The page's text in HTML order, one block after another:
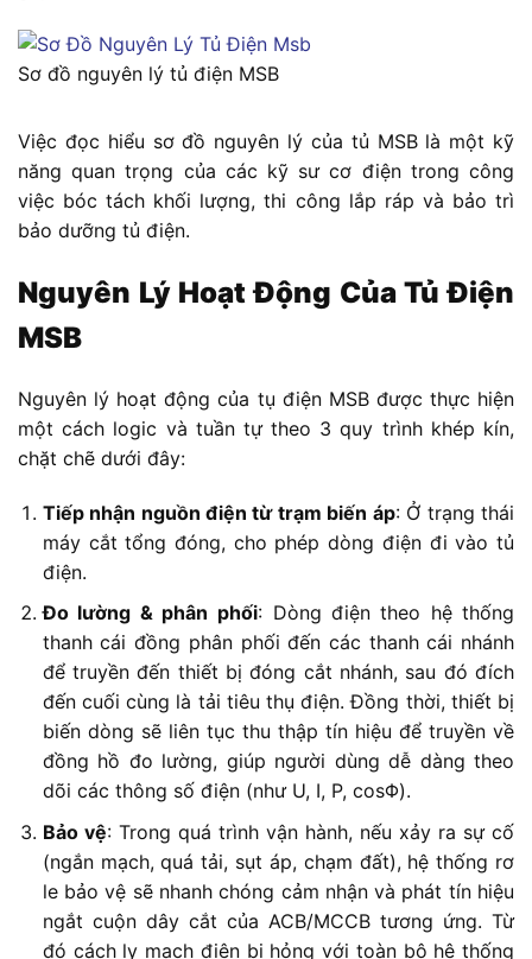
Sơ đồ nguyên lý tủ điện MSB
Việc đọc hiểu sơ đồ nguyên lý của tủ MSB là một kỹ
năng quan trọng của các kỹ sư cơ điện trong công
việc bóc tách khối lượng, thi công lắp ráp và bảo trì
bảo dưỡng tủ điện.
Nguyên Lý Hoạt Động Của Tủ Điện
MSB
Nguyên lý hoạt động của tụ điện MSB được thực hiện
một cách logic và tuần tự theo 3 quy trình khép kín,
chặt chẽ dưới đây:
Tiếp nhận nguồn điện từ trạm biến áp: Ở trạng thái
máy cắt tổng đóng, cho phép dòng điện đi vào tủ
điện.
Đo lường & phân phối: Dòng điện theo hệ thống
thanh cái đồng phân phối đến các thanh cái nhánh
để truyền đến thiết bị đóng cắt nhánh, sau đó đích
đến cuối cùng là tải tiêu thụ điện. Đồng thời, thiết bị
biến dòng sẽ liên tục thu thập tín hiệu để truyền về
đồng hồ đo lường, giúp người dùng dễ dàng theo
dõi các thông số điện (như U, I, P, cosΦ).
Bảo vệ: Trong quá trình vận hành, nếu xảy ra sự cố
(ngắn mạch, quá tải, sụt áp, chạm đất), hệ thống rơ
le bảo vệ sẽ nhanh chóng cảm nhận và phát tín hiệu
ngắt cuộn dây cắt của ACB/MCCB tương ứng. Từ
đó cách ly mạch điện bị hỏng với toàn bộ hệ thống